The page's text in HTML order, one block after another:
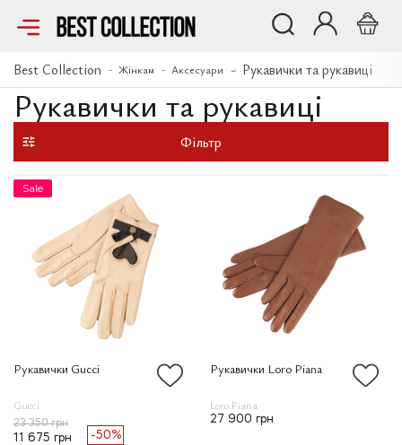
Рукавички та рукавиці
Best Collection Жінкам Аксесуари Рукавички та рукавиці
Фільтр
Sale
Рукавички Gucci
Gucci
23 350 грн
11 675 грн -50%
Рукавички Loro Piana
Loro Piana
27 900 грн